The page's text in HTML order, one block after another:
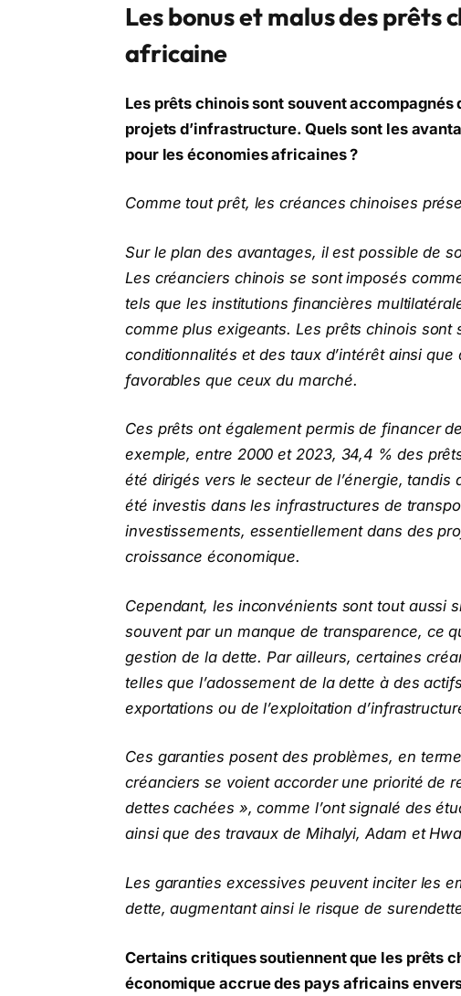
Les bonus et malus des prêts
africaine
Les prêts chinois sont souvent
projets d’infrastructure. Quels sont les
pour les économies africaines ?
Comme tout prêt, les créances chinoises
Sur le plan des avantages, il est possible de
Les créanciers chinois se sont imposés
tels que les institutions financières
comme plus exigeants. Les prêts chinois
conditionnalités et des taux d’intérêt ainsi
favorables que ceux du marché.
Ces prêts ont également permis de financer
exemple, entre 2000 et 2023, 34,4 % des
été dirigés vers le secteur de l’énergie,
été investis dans les infrastructures de
investissements, essentiellement dans des
croissance économique.
Cependant, les inconvénients sont tout aussi
souvent par un manque de transparence, ce
gestion de la dette. Par ailleurs, certaines
telles que l’adossement de la dette à des
exportations ou de l’exploitation
Ces garanties posent des problèmes, en
créanciers se voient accorder une priorité de
dettes cachées », comme l’ont signalé des
ainsi que des travaux de Mihalyi, Adam et
Les garanties excessives peuvent inciter les
dette, augmentant ainsi le risque de
Certains critiques soutiennent que les prêts
économique accrue des pays africains